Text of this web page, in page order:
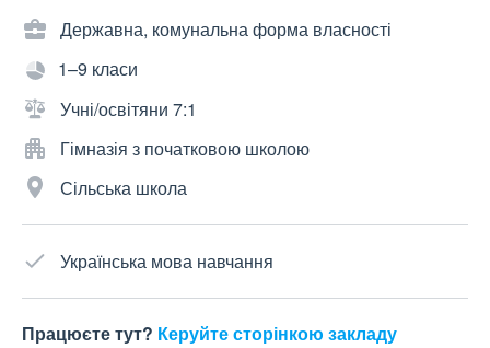
Державна, комунальна форма власності
1–9 класи
Учні/освітяни 7:1
Гімназія з початковою школою
Сільська школа
Українська мова навчання
Працюєте тут? Керуйте сторінкою закладу